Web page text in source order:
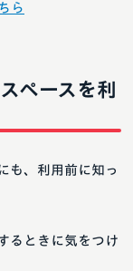
ら
ペースを利
も、利用前に知っ
るときに気をつけ